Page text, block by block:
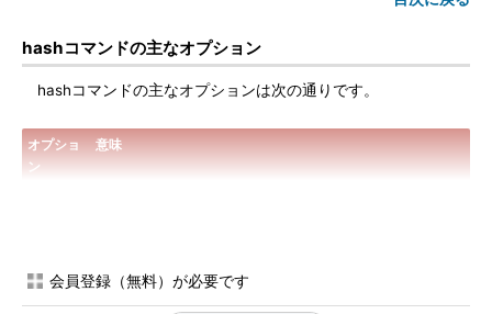
hashコマンドの主なオプション
hashコマンドの主なオプションは次の通りです。
オプショ
ン
意味
-t コマン
コマンド名に対応するパス名を表示する
会員登録（無料）が必要です